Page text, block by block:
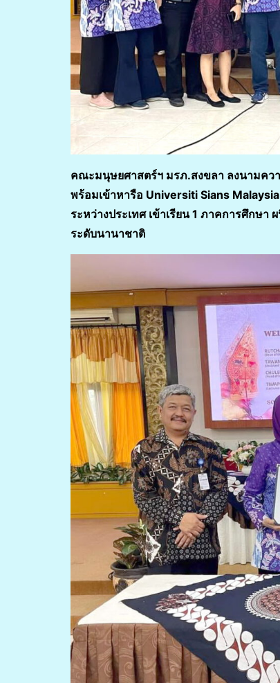
คณะมนุษยศาสตร์ฯ มรภ.สงขลา ลงนามคว
พร้อมเข้าหารือ Universiti Sians
ระหว่างประเทศ เข้าเรียน 1 ภาคการศึก
ระดับนานาชาติ